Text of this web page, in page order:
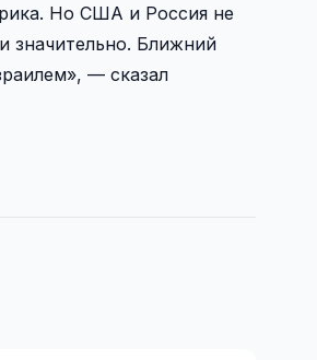
Но США и Россия не
значительно. Ближний
— сказал